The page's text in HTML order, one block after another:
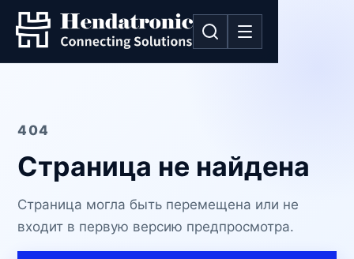
404
Страница не найдена
Страница могла быть перемещена или не
входит в первую версию предпросмотра.